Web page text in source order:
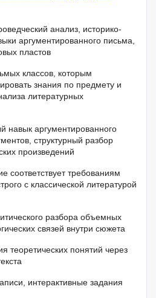
анализ, историко-
аргументированного письма,
пластов
классов, которым
знания по предмету и
литературных
навык аргументированного
структурный разбор
произведений
соответствует требованиям
с классической литературой
разбора объемных
связей внутри сюжета
теоретических понятий через
интерактивные задания